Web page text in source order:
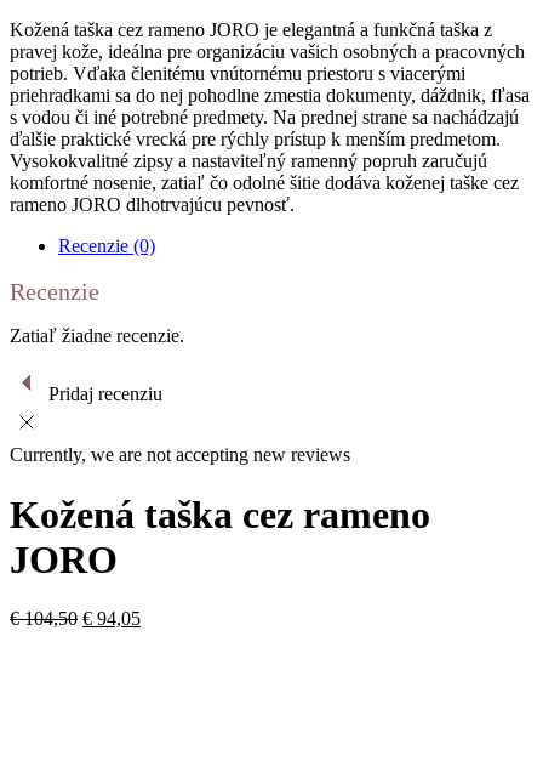
Kožená taška cez rameno JORO je elegantná a funkčná taška z
pravej kože, ideálna pre organizáciu vašich osobných a pracovných
potrieb. Vďaka členitému vnútornému priestoru s viacerými
priehradkami sa do nej pohodlne zmestia dokumenty, dáždnik, fľasa
s vodou či iné potrebné predmety. Na prednej strane sa nachádzajú
ďalšie praktické vrecká pre rýchly prístup k menším predmetom.
Vysokokvalitné zipsy a nastaviteľný ramenný popruh zaručujú
komfortné nosenie, zatiaľ čo odolné šitie dodáva koženej taške cez
rameno JORO dlhotrvajúcu pevnosť.
Recenzie (0)
Recenzie
Zatiaľ žiadne recenzie.
Pridaj recenziu
Currently, we are not accepting new reviews
Kožená taška cez rameno
JORO
€104,50 Pôvodná
€ 94,05Aktuálna